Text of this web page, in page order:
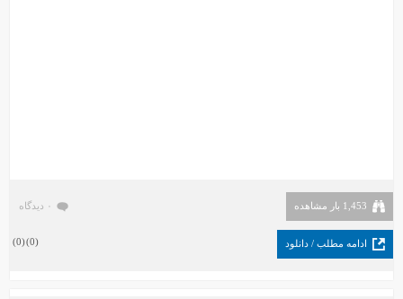
1,453 بار مشاهده ۰ دیدگاه
ادامه مطلب / دانلود (
0
)
(
0
)